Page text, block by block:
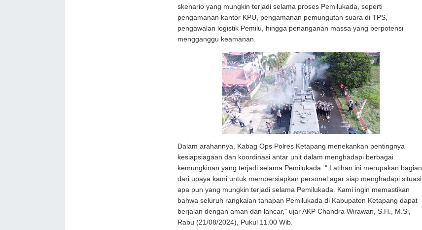
skenario yang mungkin terjadi selama proses Pemilukada, seperti
pengamanan kantor KPU, pengamanan pemungutan suara di TPS,
pengawalan logistik Pemilu, hingga penanganan massa yang berpotensi
mengganggu keamanan.
Dalam arahannya, Kabag Ops Polres Ketapang menekankan pentingnya
kesiapsiagaan dan koordinasi antar unit dalam menghadapi berbagai
kemungkinan yang terjadi selama Pemilukada. " Latihan ini merupakan bagian
dari upaya kami untuk mempersiapkan personel agar siap menghadapi situasi
apa pun yang mungkin terjadi selama Pemilukada. Kami ingin memastikan
bahwa seluruh rangkaian tahapan Pemilukada di Kabupaten Ketapang dapat
berjalan dengan aman dan lancar," ujar AKP Chandra Wirawan, S.H., M.Si,
Rabu (21/08/2024), Pukul 11.00 Wib.